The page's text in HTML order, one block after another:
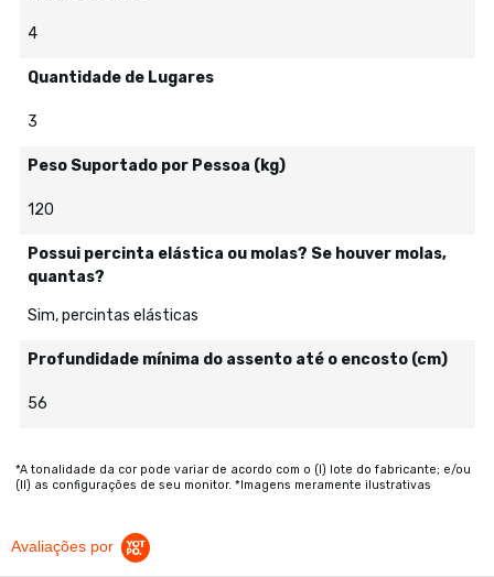
4
Quantidade de Lugares
3
Peso Suportado por Pessoa (kg)
120
Possui percinta elástica ou molas? Se houver molas,
quantas?
Sim, percintas elásticas
Profundidade mínima do assento até o encosto (cm)
56
*A tonalidade da cor pode variar de acordo com o (I) lote do fabricante; e/ou
(II) as configurações de seu monitor. *Imagens meramente ilustrativas
Avaliações por